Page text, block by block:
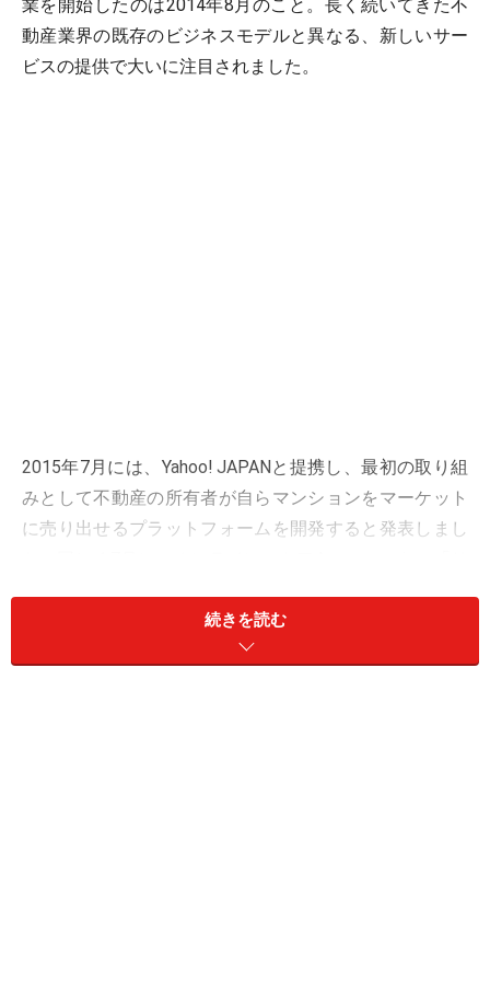
業を開始したのは2014年8月のこと。長く続いてきた不
動産業界の既存のビジネスモデルと異なる、新しいサー
ビスの提供で大いに注目されました。
2015年7月には、Yahoo! JAPANと提携し、最初の取り組
みとして不動産の所有者が自らマンションをマーケット
に売り出せるプラットフォームを開発すると発表しまし
ッケージ商品の提供を開始しています。
続きを読む